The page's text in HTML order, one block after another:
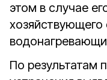
этом в случае
хозяйствующего
По результатам